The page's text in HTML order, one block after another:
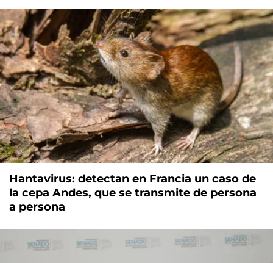
Hantavirus: detectan en Francia un caso de
la cepa Andes, que se transmite de persona
a persona